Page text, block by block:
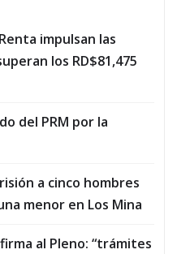
impulsan las
los RD$81,475
del PRM por la
a cinco hombres
menor en Los Mina
al Pleno: “trámites